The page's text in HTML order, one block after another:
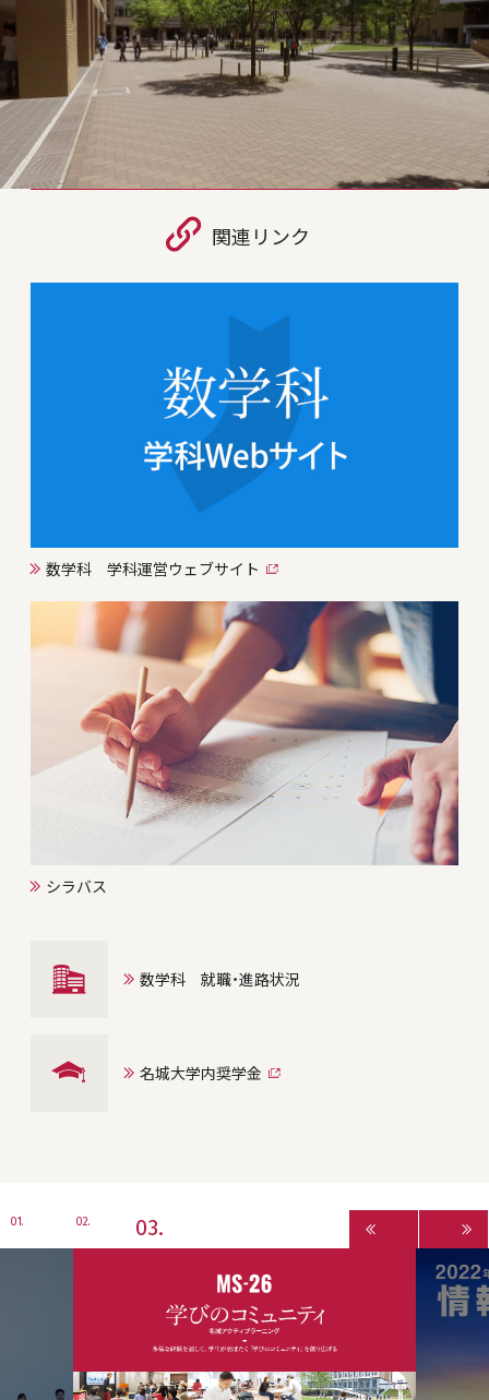
関連リンク
数学科 学科運営ウェブサイト
シラバス
数学科 就職・進路状況
名城大学内奨学金
1 2 3